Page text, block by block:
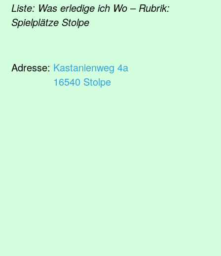
Liste: Was erledige ich Wo – Rubrik:
Spielplätze Stolpe
Adresse: Kastanienweg 4a
16540 Stolpe